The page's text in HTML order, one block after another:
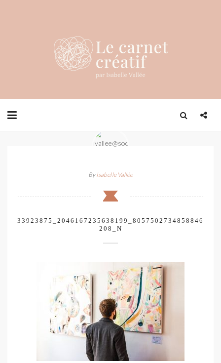
ByIsabelle Vallée
33923875_2046167235638199_8057502734858846
208_N